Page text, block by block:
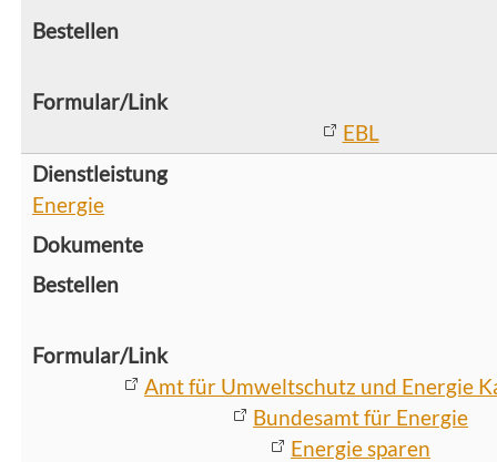
EBL
Energie
Amt für Umweltschutz und Energie
Bundesamt für Energie
Energie sparen